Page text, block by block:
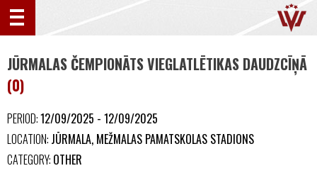
JŪRMALAS ČEMPIONĀTS VIEGLATLĒTIKAS DAUDZCĪŅĀ
(0)
PERIOD:12/09/2025 - 12/09/2025
LOCATION: JŪRMALA, MEŽMALAS PAMATSKOLAS STADIONS
CATEGORY: OTHER